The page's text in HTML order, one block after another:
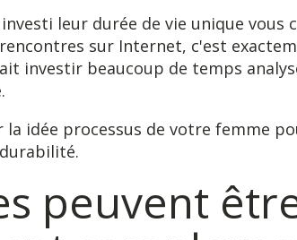
leur durée de vie unique vous
sur Internet, c'est
investir beaucoup de temps
idée processus de votre femme
peuvent